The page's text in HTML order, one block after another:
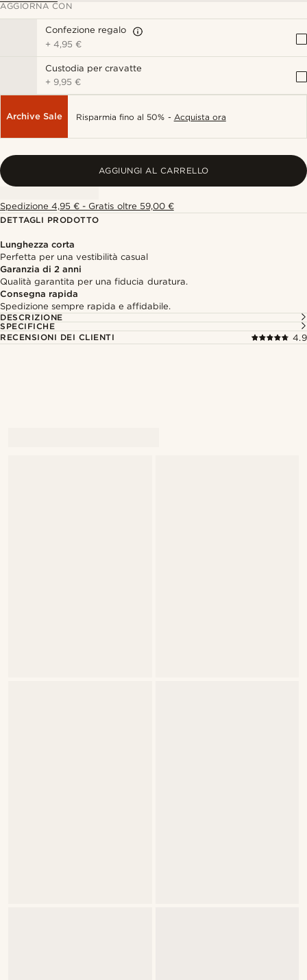
AGGIORNA CON
Confezione regalo
+4,95 €
Custodia per cravatte
+ 9,95 €
Archive Sale Risparmia fino al 50% - Acquista ora
AGGIUNGI AL CARRELLO
Spedizione 4,95 € - Gratis oltre 59,00 €
DETTAGLI PRODOTTO
Lunghezza corta
Perfetta per una vestibilità casual
Garanzia di 2 anni
Qualità garantita per una fiducia duratura.
Consegna rapida
Spedizione sempre rapida e affidabile.
DESCRIZIONE
SPECIFICHE
RECENSIONI DEI CLIENTI
4.9